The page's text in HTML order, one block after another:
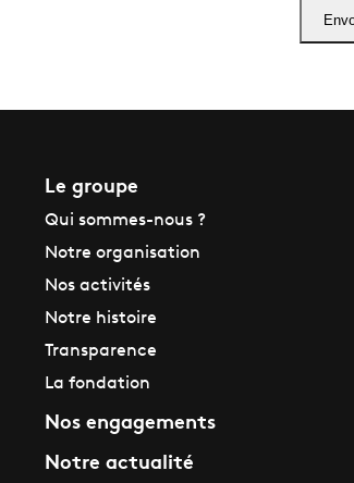
Le groupe
Qui sommes-nous ?
Notre organisation
Nos activités
Notre histoire
Transparence
La fondation
Nos engagements
Notre actualité